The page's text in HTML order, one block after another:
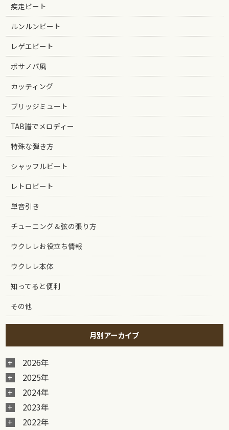
疾走ビート
ルンルンビート
レゲエビート
ボサノバ風
カッティング
ブリッジミュート
TAB譜でメロディー
特殊な弾き方
シャッフルビート
レトロビート
単音引き
チューニング＆弦の張り方
ウクレレお役立ち情報
ウクレレ本体
知ってると便利
その他
月別アーカイブ
2026年
2025年
2024年
2023年
2022年